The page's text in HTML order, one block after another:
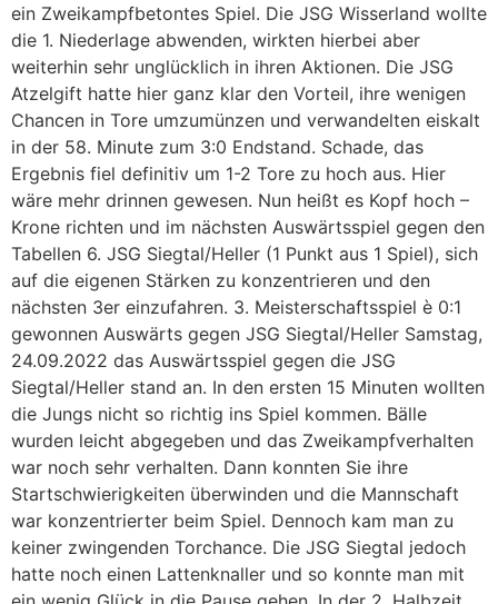
ein Zweikampfbetontes Spiel. Die JSG Wisserland wollte
die 1. Niederlage abwenden, wirkten hierbei aber
weiterhin sehr unglücklich in ihren Aktionen. Die JSG
Atzelgift hatte hier ganz klar den Vorteil, ihre wenigen
Chancen in Tore umzumünzen und verwandelten eiskalt
in der 58. Minute zum 3:0 Endstand. Schade, das
Ergebnis fiel definitiv um 1-2 Tore zu hoch aus. Hier
wäre mehr drinnen gewesen. Nun heißt es Kopf hoch –
Krone richten und im nächsten Auswärtsspiel gegen den
Tabellen 6. JSG Siegtal/Heller (1 Punkt aus 1 Spiel), sich
auf die eigenen Stärken zu konzentrieren und den
nächsten 3er einzufahren. 3. Meisterschaftsspiel è 0:1
gewonnen Auswärts gegen JSG Siegtal/Heller Samstag,
24.09.2022 das Auswärtsspiel gegen die JSG
Siegtal/Heller stand an. In den ersten 15 Minuten wollten
die Jungs nicht so richtig ins Spiel kommen. Bälle
wurden leicht abgegeben und das Zweikampfverhalten
war noch sehr verhalten. Dann konnten Sie ihre
Startschwierigkeiten überwinden und die Mannschaft
war konzentrierter beim Spiel. Dennoch kam man zu
keiner zwingenden Torchance. Die JSG Siegtal jedoch
hatte noch einen Lattenknaller und so konnte man mit